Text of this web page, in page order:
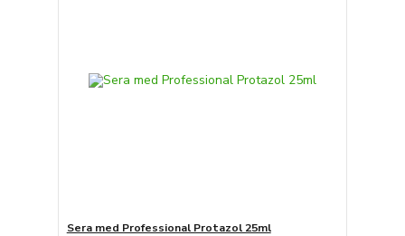
Sera med Professional Protazol 25ml